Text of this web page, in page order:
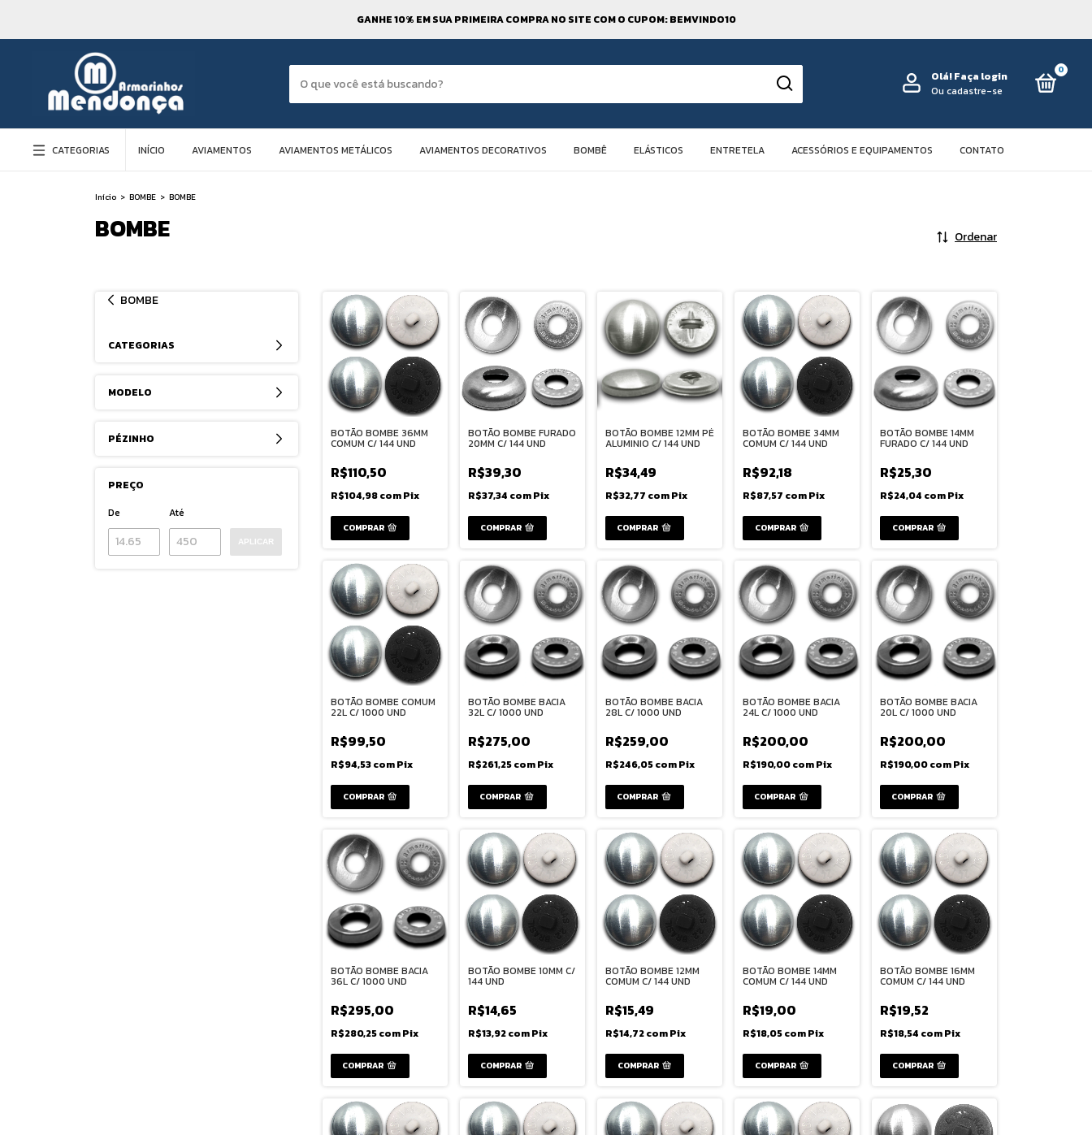
GANHE 10% EM SUA PRIMEIRA COMPRA NO SITE COM O CUPOM: BEMVINDO10
Olá!Faça login
Ou cadastre-se
0
CATEGORIAS INÍCIO AVIAMENTOS AVIAMENTOS METÁLICOS AVIAMENTOS DECORATIVOS BOMBÊ ELÁSTICOS ENTRETELA ACESSÓRIOS E EQUIPAMENTOS CONTATO
Início > BOMBE > BOMBE
BOMBE Ordenar
BOMBE
CATEGORIAS
MODELO
PÉZINHO
PREÇO
De
Até
APLICAR
BOTÃO BOMBE 36MM
COMUM C/ 144 UND
R$110,50
R$104,98comPix
COMPRAR
BOTÃO BOMBE FURADO
20MM C/ 144 UND
R$39,30
R$37,34 comPix
COMPRAR
BOTÃO BOMBE 12MM PÉ
ALUMINIO C/ 144 UND
R$34,49
R$32,77 comPix
BOTÃO BOMBE 34MM
COMUM C/ 144 UND
R$92,18
R$87,57 comPix
COMPRAR
BOTÃO BOMBE 14MM
FURADO C/ 144 UND
R$25,30
R$24,04 comPix
COMPRAR
BOTÃO BOMBE COMUM
22L C/ 1000 UND
R$99,50
R$94,53comPix
COMPRAR
BOTÃO BOMBE BACIA
32L C/ 1000 UND
R$275,00
R$261,25comPix
BOTÃO BOMBE BACIA
28L C/ 1000 UND
R$259,00
R$246,05comPix
BOTÃO BOMBE BACIA
24L C/ 1000 UND
R$200,00
R$190,00comPix
BOTÃO BOMBE BACIA
20L C/ 1000 UND
R$200,00
R$190,00comPix
BOTÃO BOMBE BACIA
36L C/ 1000 UND
R$295,00
R$280,25comPix
BOTÃO BOMBE 10MM C/
144 UND
R$14,65
R$13,92comPix
COMPRAR
BOTÃO BOMBE 12MM
COMUM C/ 144 UND
R$15,49
R$14,72comPix
COMPRAR
BOTÃO BOMBE 14MM
COMUM C/ 144 UND
R$19,00
R$18,05comPix
COMPRAR
BOTÃO BOMBE 16MM
COMUM C/ 144 UND
R$19,52
R$18,54 comPix
COMPRAR